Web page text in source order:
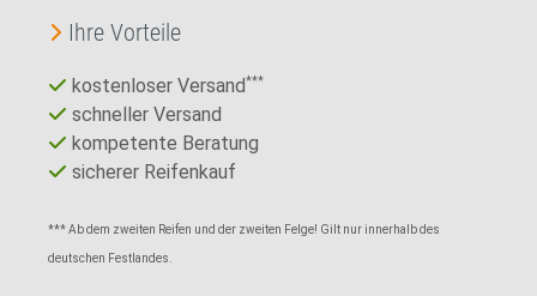
Ihre Vorteile
kostenloser Versand***
schneller Versand
kompetente Beratung
sicherer Reifenkauf
*** Ab dem zweiten Reifen und der zweiten Felge! Gilt nur innerhalb des
deutschen Festlandes.